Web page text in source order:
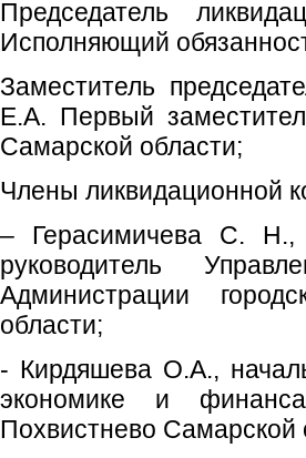
Председатель
Исполняющий
Заместитель
Е.А. Первый
Самарской области;
Члены ликвидационной
– Герасимичева С. Н.,
руководитель
Администрации
области;
- Кирдяшева О.А.,
экономике и
Похвистнево Самарской